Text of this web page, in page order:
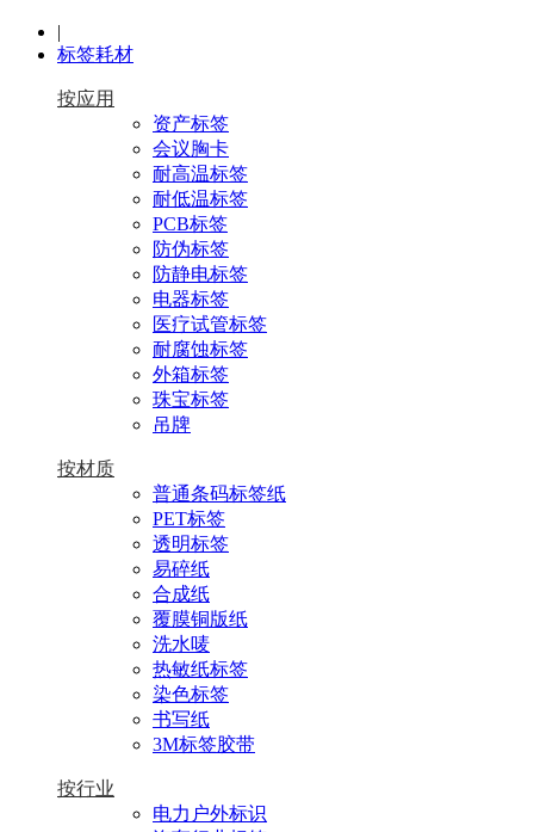
|
标签耗材
按应用
资产标签
会议胸卡
耐高温标签
耐低温标签
PCB标签
防伪标签
防静电标签
电器标签
医疗试管标签
耐腐蚀标签
外箱标签
珠宝标签
吊牌
按材质
普通条码标签纸
PET标签
透明标签
易碎纸
合成纸
覆膜铜版纸
洗水唛
热敏纸标签
染色标签
书写纸
3M标签胶带
按行业
电力户外标识